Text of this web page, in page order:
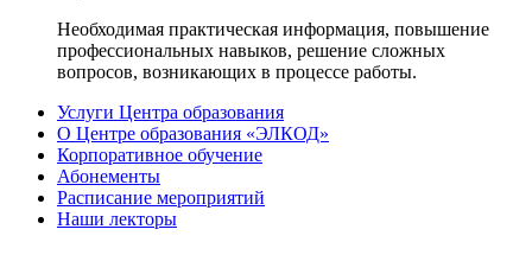
Необходимая практическая информация, повышение
профессиональных навыков, решение сложных
вопросов, возникающих в процессе работы.
Услуги Центра образования
О Центре образования «ЭЛКОД»
Корпоративное обучение
Абонементы
Расписание мероприятий
Наши лекторы